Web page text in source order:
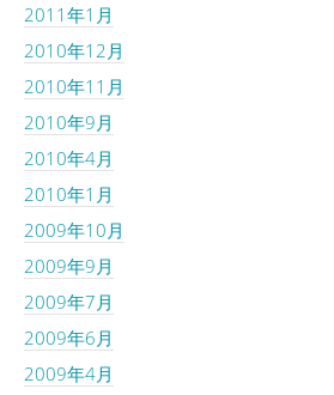
2011年1月
2010年12月
2010年11月
2010年9月
2010年4月
2010年1月
2009年10月
2009年9月
2009年7月
2009年6月
2009年4月